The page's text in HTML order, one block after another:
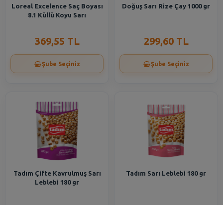
Loreal Excelence Saç Boyası
8.1 Küllü Koyu Sarı
369,55 TL
Şube Seçiniz
Doğuş Sarı Rize Çay 1000 gr
299,60 TL
Şube Seçiniz
Tadım Çifte Kavrulmuş Sarı
Leblebi 180 gr
Tadım Sarı Leblebi 180 gr